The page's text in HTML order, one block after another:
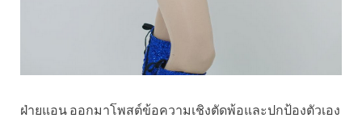
ฝ่ายแอน ออกมาโพสต์ข้อความเชิงตัดพ้อและปกป้องตัวเอง